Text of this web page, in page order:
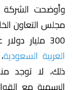
وأوضحت
مجلس التعاون
300 مليار دولار عبر الإمارات العربية المتحدة، و
العربية السعودية
ذلك، لا توجد
الرسمية مع